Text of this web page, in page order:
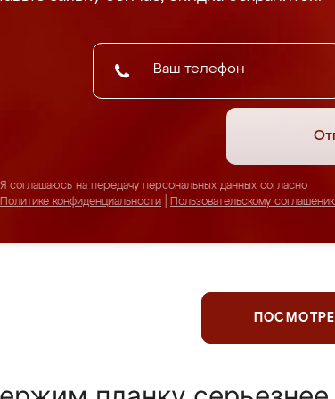
Я соглашаюсь на передачу персональных данных согласно
Политике конфиденциальности
Пользовательскому